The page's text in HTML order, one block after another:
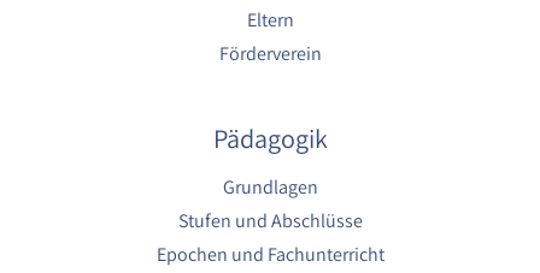
Eltern
Förderverein
Pädagogik
Grundlagen
Stufen und Abschlüsse
Epochen und Fachunterricht